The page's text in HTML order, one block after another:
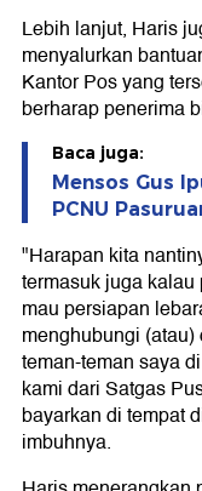
Lebih lanjut, Haris
menyalurkan
Kantor Pos yang
berharap penerima
Baca juga:
Mensos Gus
PCNU
"Harapan kita
termasuk juga
mau persiapan
menghubungi
teman-teman saya
kami dari Satgas
bayarkan di tempat
imbuhnya.